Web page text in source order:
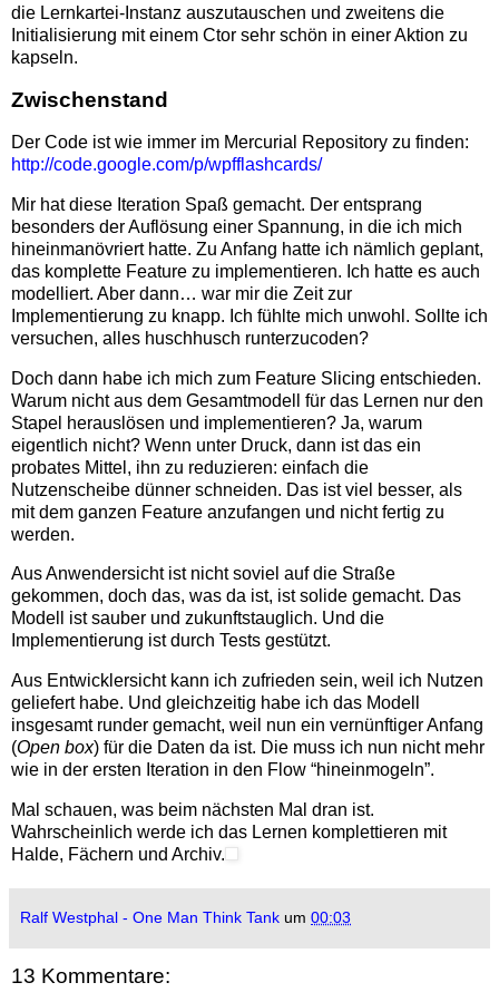
die Lernkartei-Instanz auszutauschen und zweitens die
Initialisierung mit einem Ctor sehr schön in einer Aktion zu
kapseln.
Zwischenstand
Der Code ist wie immer im Mercurial Repository zu finden:
http://code.google.com/p/wpfflashcards/
Mir hat diese Iteration Spaß gemacht. Der entsprang
besonders der Auflösung einer Spannung, in die ich mich
hineinmanövriert hatte. Zu Anfang hatte ich nämlich geplant,
das komplette Feature zu implementieren. Ich hatte es auch
modelliert. Aber dann… war mir die Zeit zur
Implementierung zu knapp. Ich fühlte mich unwohl. Sollte ich
versuchen, alles huschhusch runterzucoden?
Doch dann habe ich mich zum Feature Slicing entschieden.
Warum nicht aus dem Gesamtmodell für das Lernen nur den
Stapel herauslösen und implementieren? Ja, warum
eigentlich nicht? Wenn unter Druck, dann ist das ein
probates Mittel, ihn zu reduzieren: einfach die
Nutzenscheibe dünner schneiden. Das ist viel besser, als
mit dem ganzen Feature anzufangen und nicht fertig zu
werden.
Aus Anwendersicht ist nicht soviel auf die Straße
gekommen, doch das, was da ist, ist solide gemacht. Das
Modell ist sauber und zukunftstauglich. Und die
Implementierung ist durch Tests gestützt.
Aus Entwicklersicht kann ich zufrieden sein, weil ich Nutzen
geliefert habe. Und gleichzeitig habe ich das Modell
insgesamt runder gemacht, weil nun ein vernünftiger Anfang
(Open box) für die Daten da ist. Die muss ich nun nicht mehr
wie in der ersten Iteration in den Flow “hineinmogeln”.
Mal schauen, was beim nächsten Mal dran ist.
Wahrscheinlich werde ich das Lernen komplettieren mit
Halde, Fächern und Archiv.
Ralf Westphal - One Man Think Tank um 00:03
13 Kommentare: